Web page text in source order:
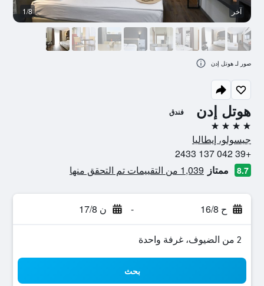
هوتل إدن فندق
4 نجوم
جيسولو، إيطاليا
+39 042 137 2433
8.7 ممتاز 1,039 من التقييمات تم التحقق منها
ح 16/8 - ن 17/8
2 من الضيوف، غرفة واحدة
بحث
آخر 1/8
صور لـ هوتل إدن